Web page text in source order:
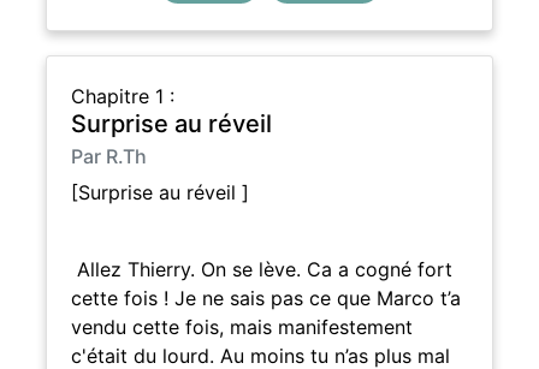
Chapitre 1 :
Surprise au réveil
Par R.Th
[Surprise au réveil ]
Allez Thierry. On se lève. Ca a cogné fort
cette fois ! Je ne sais pas ce que Marco t’a
vendu cette fois, mais manifestement
c'était du lourd. Au moins tu n’as plus mal